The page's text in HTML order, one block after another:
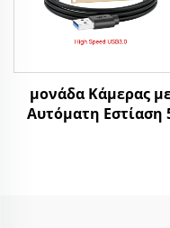
μονάδα Κάμερας
Αυτόματη Εστίαση